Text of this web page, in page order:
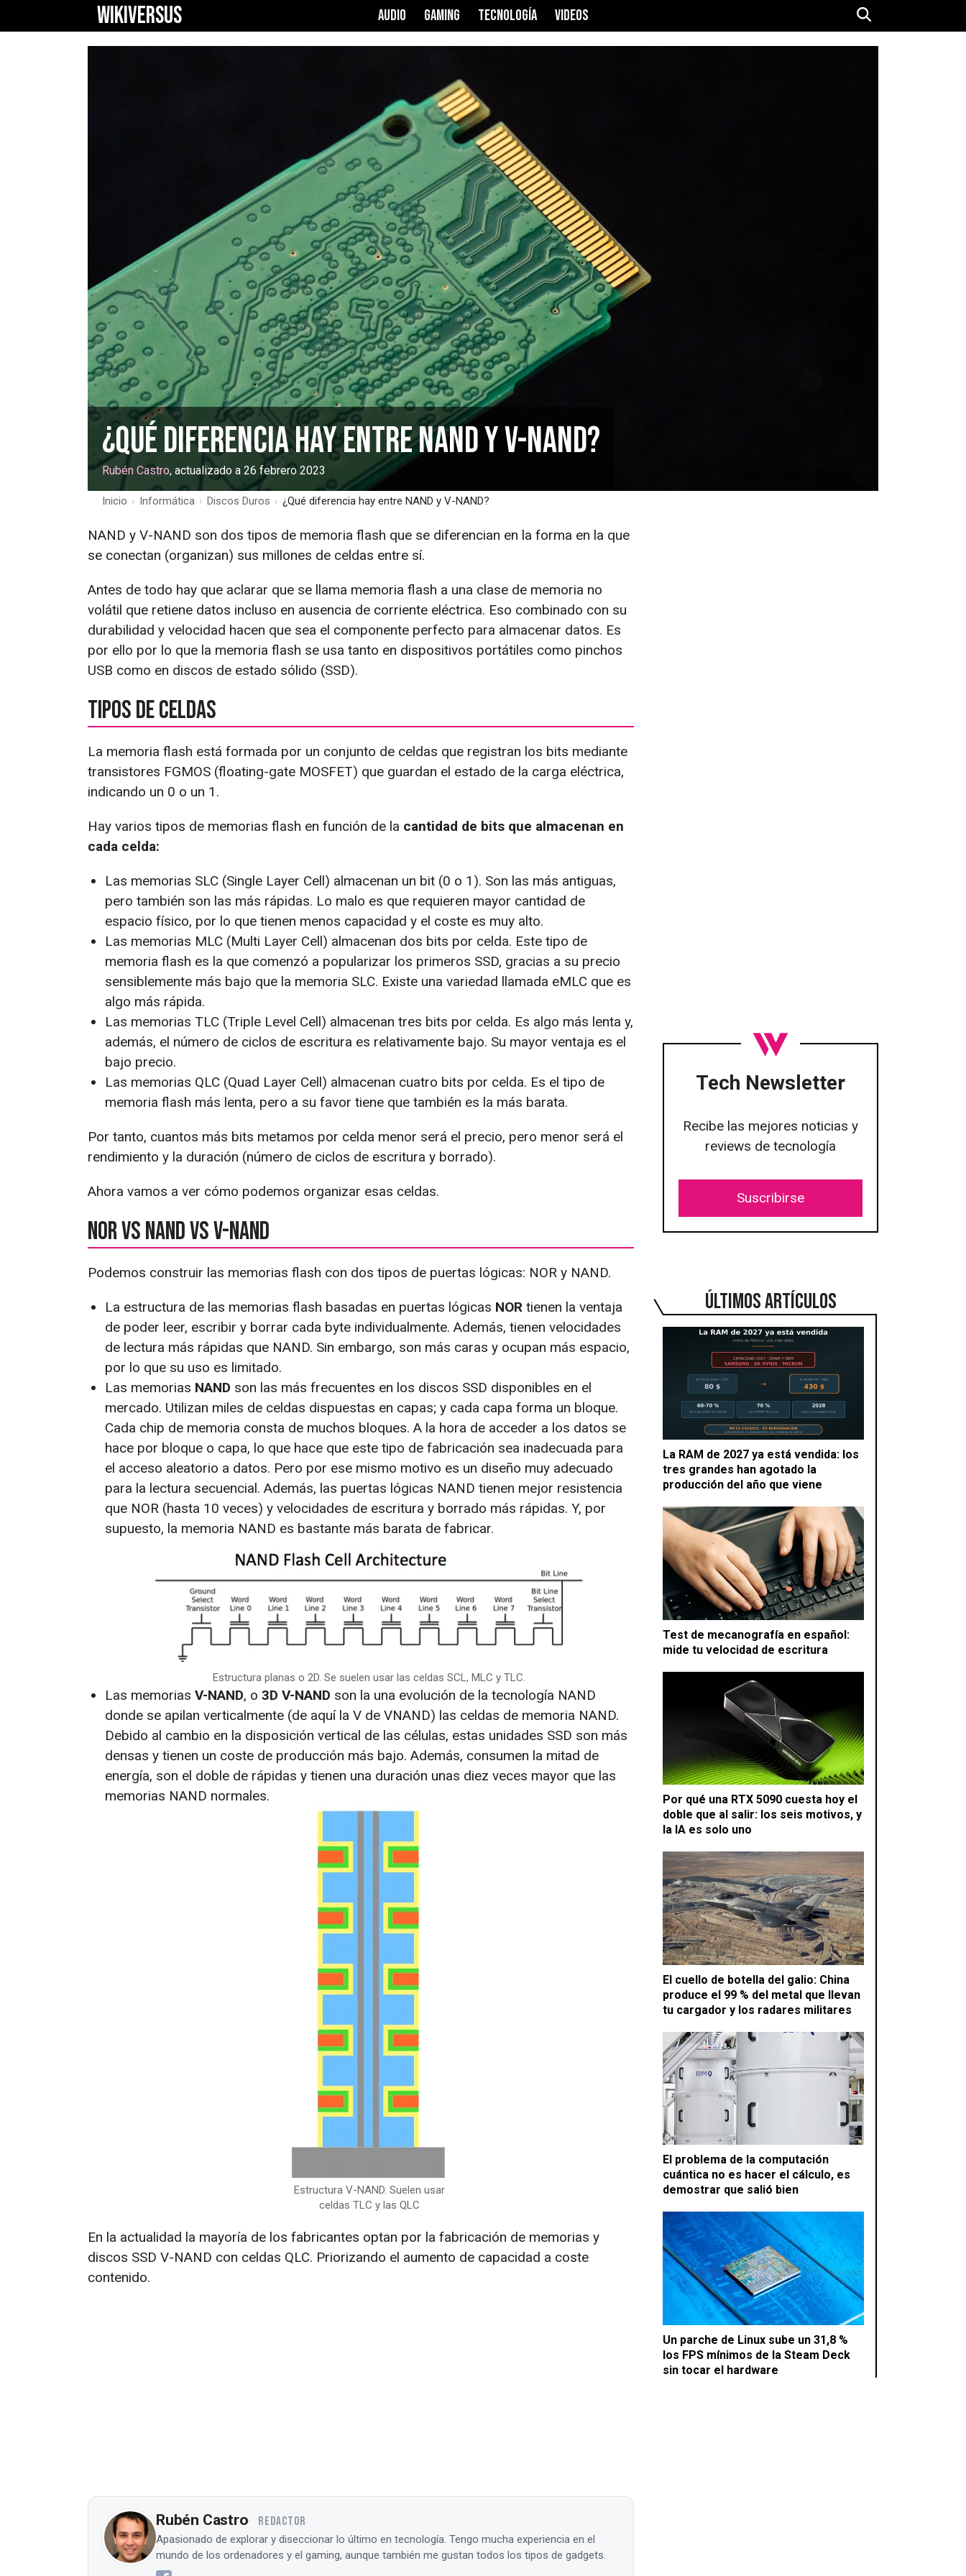
WIKIVERSUS AUDIO GAMING TECNOLOGÍA VIDEOS
¿Qué diferencia hay entre NAND y V-NAND?
Rubén Castro, actualizado a 26 febrero 2023
Inicio › Informática › Discos Duros › ¿Qué diferencia hay entre NAND y V-NAND?
Tech Newsletter
Recibe las mejores noticias y
reviews de tecnología
Suscribirse
ÚLTIMOS ARTÍCULOS
La RAM de 2027 ya está vendida: los
tres grandes han agotado la
producción del año que viene
Test de mecanografía en español:
mide tu velocidad de escritura
Por qué una RTX 5090 cuesta hoy el
doble que al salir: los seis motivos, y
la IA es solo uno
El cuello de botella del galio: China
produce el 99 % del metal que llevan
tu cargador y los radares militares
El problema de la computación
cuántica no es hacer el cálculo, es
demostrar que salió bien
Un parche de Linux sube un 31,8 %
los FPS mínimos de la Steam Deck
sin tocar el hardware
NAND y V-NAND son dos tipos de memoria flash que se diferencian en la forma en la que
se conectan (organizan) sus millones de celdas entre sí.
Antes de todo hay que aclarar que se llama memoria flash a una clase de memoria no
volátil que retiene datos incluso en ausencia de corriente eléctrica. Eso combinado con su
durabilidad y velocidad hacen que sea el componente perfecto para almacenar datos. Es
por ello por lo que la memoria flash se usa tanto en dispositivos portátiles como pinchos
USB como en discos de estado sólido (SSD).
Tipos de celdas
La memoria flash está formada por un conjunto de celdas que registran los bits mediante
transistores FGMOS (floating-gate MOSFET) que guardan el estado de la carga eléctrica,
indicando un 0 o un 1.
Hay varios tipos de memorias flash en función de la cantidad de bits que almacenan en
cada celda:
Las memorias SLC (Single Layer Cell) almacenan un bit (0 o 1). Son las más antiguas,
pero también son las más rápidas. Lo malo es que requieren mayor cantidad de
espacio físico, por lo que tienen menos capacidad y el coste es muy alto.
Las memorias MLC (Multi Layer Cell) almacenan dos bits por celda. Este tipo de
memoria flash es la que comenzó a popularizar los primeros SSD, gracias a su precio
sensiblemente más bajo que la memoria SLC. Existe una variedad llamada eMLC que es
algo más rápida.
Las memorias TLC (Triple Level Cell) almacenan tres bits por celda. Es algo más lenta y,
además, el número de ciclos de escritura es relativamente bajo. Su mayor ventaja es el
bajo precio.
Las memorias QLC (Quad Layer Cell) almacenan cuatro bits por celda. Es el tipo de
memoria flash más lenta, pero a su favor tiene que también es la más barata.
Por tanto, cuantos más bits metamos por celda menor será el precio, pero menor será el
rendimiento y la duración (número de ciclos de escritura y borrado).
Ahora vamos a ver cómo podemos organizar esas celdas.
NOR vs NAND vs V-NAND
Podemos construir las memorias flash con dos tipos de puertas lógicas: NOR y NAND.
La estructura de las memorias flash basadas en puertas lógicas NORtienen la ventaja
de poder leer, escribir y borrar cada byte individualmente. Además, tienen velocidades
de lectura más rápidas que NAND. Sin embargo, son más caras y ocupan más espacio,
por lo que su uso es limitado.
Las memorias NAND son las más frecuentes en los discos SSD disponibles en el
mercado. Utilizan miles de celdas dispuestas en capas; y cada capa forma un bloque.
Cada chip de memoria consta de muchos bloques. A la hora de acceder a los datos se
hace por bloque o capa, lo que hace que este tipo de fabricación sea inadecuada para
el acceso aleatorio a datos. Pero por ese mismo motivo es un diseño muy adecuado
para la lectura secuencial. Además, las puertas lógicas NAND tienen mejor resistencia
que NOR (hasta 10 veces) y velocidades de escritura y borrado más rápidas. Y, por
supuesto, la memoria NAND es bastante más barata de fabricar.
Estructura planas o 2D. Se suelen usar las celdas SCL, MLC y TLC.
Las memorias V-NAND, o 3D V-NAND son la una evolución de la tecnología NAND
donde se apilan verticalmente (de aquí la V de VNAND) las celdas de memoria NAND.
Debido al cambio en la disposición vertical de las células, estas unidades SSD son más
densas y tienen un coste de producción más bajo. Además, consumen la mitad de
energía, son el doble de rápidas y tienen una duración unas diez veces mayor que las
memorias NAND normales.
Estructura V-NAND. Suelen usar
celdas TLC y las QLC
En la actualidad la mayoría de los fabricantes optan por la fabricación de memorias y
discos SSD V-NAND con celdas QLC. Priorizando el aumento de capacidad a coste
contenido.
Rubén Castro REDACTOR
Apasionado de explorar y diseccionar lo último en tecnología. Tengo mucha experiencia en el
mundo de los ordenadores y el gaming, aunque también me gustan todos los tipos de gadgets.